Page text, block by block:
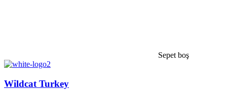
Sepet boş
Wildcat Turkey